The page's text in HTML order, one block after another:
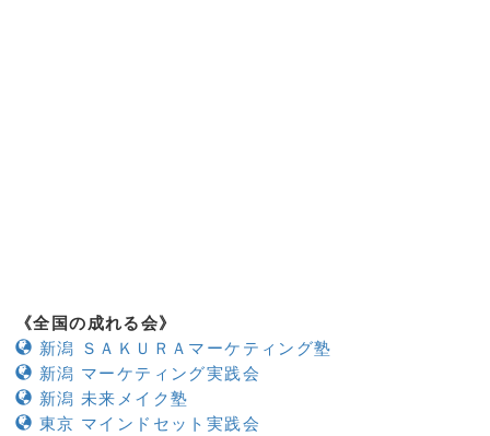
《全国の成れる会》
新潟 ＳＡＫＵＲＡマーケティング塾
新潟 マーケティング実践会
新潟 未来メイク塾
東京 マインドセット実践会